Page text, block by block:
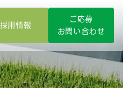
採用情報
ご応募
お問い合わせ